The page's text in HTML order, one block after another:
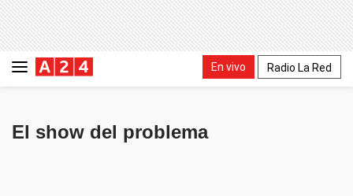
En vivo Radio La Red
El show del problema